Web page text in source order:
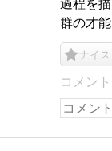
過程を
群の才
ナイス
コメン